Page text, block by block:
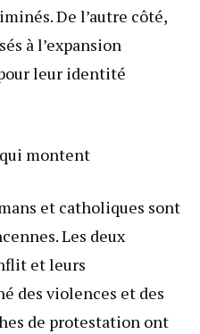
De l’autre côté,
à l’expansion
leur identité
montent
et catholiques sont
Les deux
et leurs
des violences et des
de protestation ont